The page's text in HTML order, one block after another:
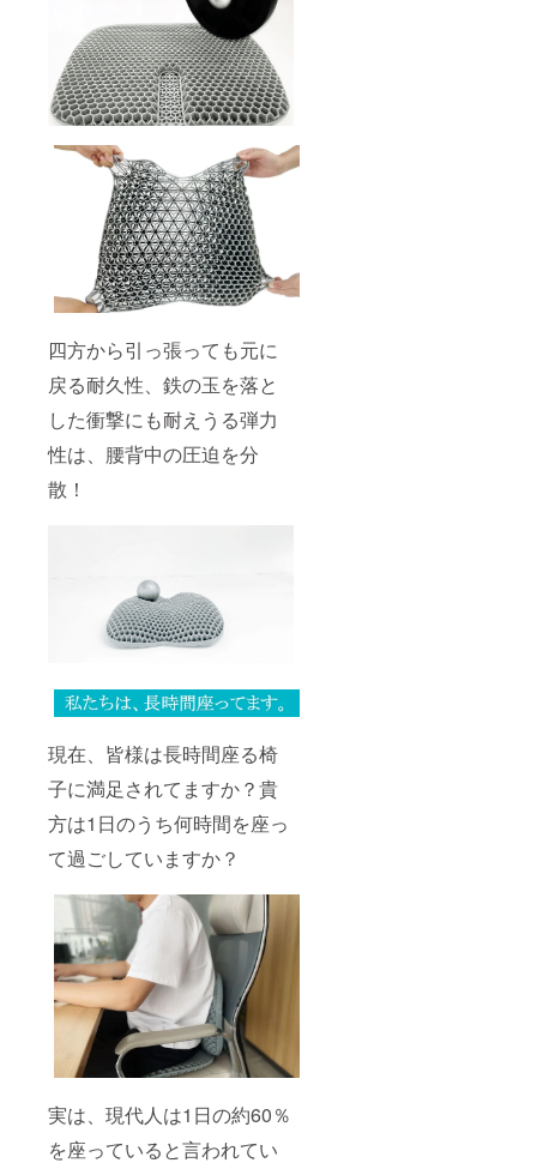
四方から引っ張っても元に
戻る耐久性、鉄の玉を落と
した衝撃にも耐えうる弾力
性は、腰背中の圧迫を分
散！
現在、皆様は長時間座る椅
子に満足されてますか？貴
方は1日のうち何時間を座っ
て過ごしていますか？
実は、現代人は1日の約60％
を座っていると言われてい